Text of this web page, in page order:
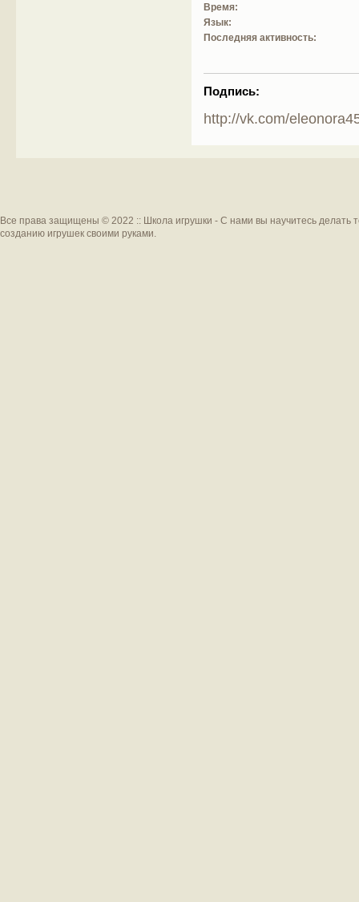
Время:
Язык:
Последняя активность:
Подпись:
http://vk.com/
Все права защищены © 2022 :: Школа игрушки - С нами вы научитесь делать
созданию игрушек своими руками.